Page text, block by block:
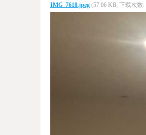
IMG_7618.jpeg (57.06 KB, 下载次数: